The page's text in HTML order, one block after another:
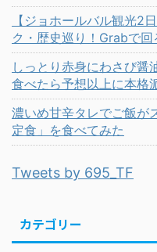
【ジョホールバル観光2
ク・歴史巡り！Grabで
しっとり赤身にわさび醤
食べたら予想以上に本格
濃いめ甘辛タレでご飯が
定食」を食べてみた
Tweets by 695_TF
カテゴリー